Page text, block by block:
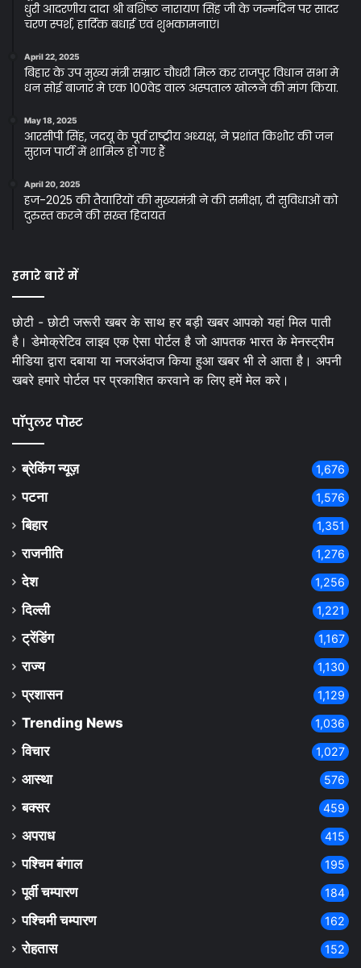
धुरी आदरणीय दादा श्री बशिष्ठ नारायण सिंह जी के जन्मदिन पर सादर
चरण स्पर्श, हार्दिक बधाई एवं शुभकामनाएं।
April 22, 2025
बिहार के उप मुख्य मंत्री सम्राट चौधरी मिल कर राजपुर विधान सभा मे
धन सोई बाजार मे एक 100वेड वाल अस्पताल खोलने की मांग किया.
May 18, 2025
आरसीपी सिंह, जदयू के पूर्व राष्ट्रीय अध्यक्ष, ने प्रशांत किशोर की जन
सुराज पार्टी में शामिल हो गए हैं
April 20, 2025
हज-2025 की तैयारियों की मुख्यमंत्री ने की समीक्षा, दी सुविधाओं को
दुरुस्त करने की सख्त हिदायत
हमारे बारें में
छोटी - छोटी जरूरी खबर के साथ हर बड़ी खबर आपको यहां मिल पाती
है। डेमोक्रेटिव लाइव एक ऐसा पोर्टल है जो आपतक भारत के मेनस्ट्रीम
मीडिया द्वारा दबाया या नजरअंदाज किया हुआ खबर भी ले आता है। अपनी
खबरे हमारे पोर्टल पर प्रकाशित करवाने क लिए हमें मेल करे।
पॉपुलर पोस्ट
ब्रेकिंग न्यूज़ 1,676
पटना 1,576
बिहार 1,351
राजनीति 1,276
देश 1,256
दिल्ली 1,221
ट्रेंडिंग 1,167
राज्य 1,130
प्रशासन 1,129
Trending News 1,036
विचार 1,027
आस्था 576
बक्सर 459
अपराध 415
पश्चिम बंगाल 195
पूर्वी चम्पारण 184
पश्चिमी चम्पारण 162
रोहतास 152